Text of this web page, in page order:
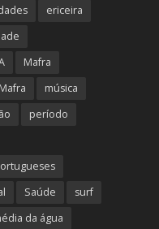
ericeira
Mafra
música
período
Saúde
surf
da água